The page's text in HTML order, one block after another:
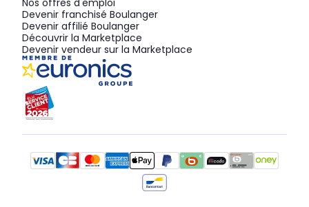
Nos offres d'emploi
Devenir franchisé Boulanger
Devenir affilié Boulanger
Découvrir la Marketplace
Devenir vendeur sur la Marketplace